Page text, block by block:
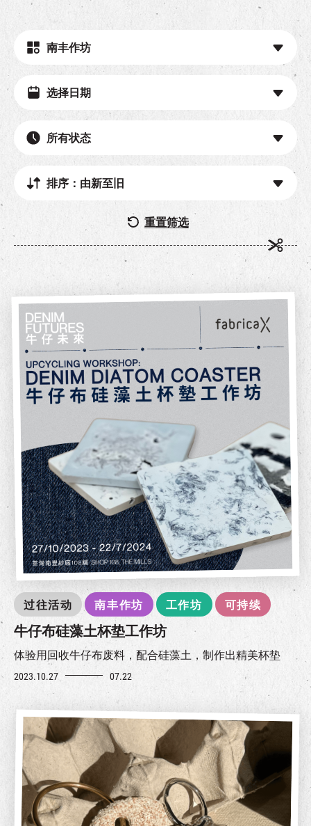
南丰作坊
所有状态
排序：由新至旧
重置筛选
过往活动 南丰作坊 工作坊 可持续
牛仔布硅藻土杯垫工作坊
体验用回收牛仔布废料，配合硅藻土 ， 制作出精美杯垫
2023.10.27 07.22